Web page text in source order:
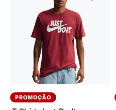
PROMOÇÃO